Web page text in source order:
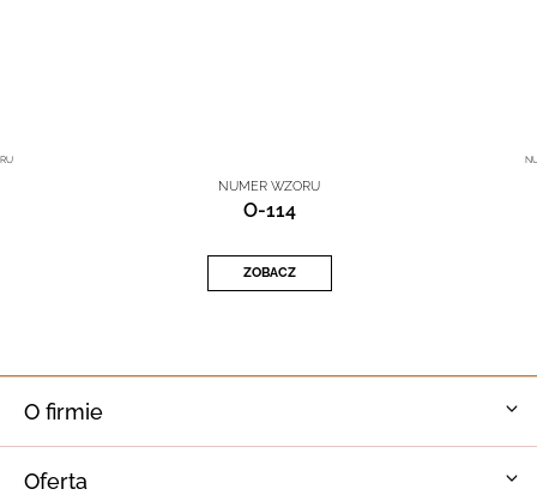
NUMER WZORU
O-114
ZOBACZ
O firmie
Oferta